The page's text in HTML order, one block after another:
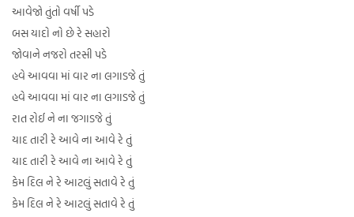
આવેજો તુંતો વર્ષી પડે
બસ યાદો નો છે રે સહારો
જોવાને નજરો તરસી પડે
હવે આવવા માં વાર ના લગાડજે તું
હવે આવવા માં વાર ના લગાડજે તું
રાત રોઈ ને ના જગાડજે તું
યાદ તારી રે આવે ના આવે રે તું
યાદ તારી રે આવે ના આવે રે તું
કેમ દિલ ને રે આટલું સતાવે રે તું
કેમ દિલ ને રે આટલું સતાવે રે તું